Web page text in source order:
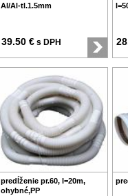
Al/Al-tl.1.5mm
39.50 € s DPH
predĺženie pr.60, l=20m,
ohybné,PP